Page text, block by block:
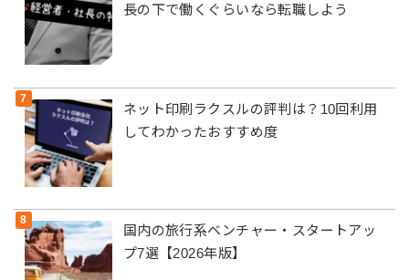
長の下で働くぐらいなら転職しよう
ネット印刷ラクスルの評判は？10回利用
してわかったおすすめ度
国内の旅行系ベンチャー・スタートアッ
プ7選【2026年版】